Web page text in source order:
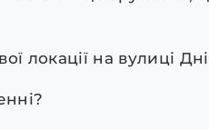
локації на вулиці